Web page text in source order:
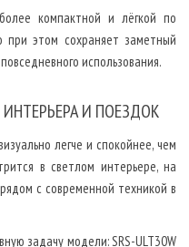
компактной и лёгкой по
при этом сохраняет заметный
использования.
И ПОЕЗДОК
легче и спокойнее, чем
в светлом интерьере, на
с современной техникой в
задачу модели: SRS-ULT30W